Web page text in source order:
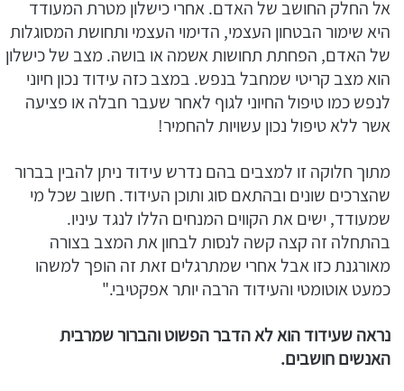
אל החלק החושב של האדם. אחרי כישלון מטרת המעודד
היא שימור הבטחון העצמי, הדימוי העצמי ותחושת המסוגלות
של האדם, הפחתת תחושות אשמה או בושה. מצב של כישלון
הוא מצב קריטי שמחבל בנפש. במצב כזה עידוד נכון חיוני
לנפש כמו טיפול החיוני לגוף לאחר שעבר חבלה או פציעה
אשר ללא טיפול נכון עשויות להחמיר!
מתוך חלוקה זו למצבים בהם נדרש עידוד ניתן להבין בברור
שהצרכים שונים ובהתאם סוג ותוכן העידוד. חשוב שכל מי
שמעודד, ישים את הקווים המנחים הללו לנגד עיניו.
בהתחלה זה קצה קשה לנסות לבחון את המצב בצורה
מאורגנת כזו אבל אחרי שמתרגלים זאת זה הופך למשהו
כמעט אוטומטי והעידוד הרבה יותר אפקטיבי."
נראה שעידוד הוא לא הדבר הפשוט והברור שמרבית
האנשים חושבים.